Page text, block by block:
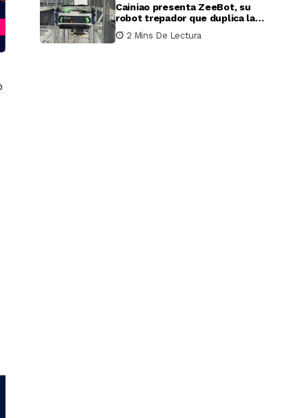
Cainiao presenta ZeeBot, su
robot trepador que duplica la
eficiencia de almacenamiento
y recogida en pruebas reales
2 Mins De Lectura